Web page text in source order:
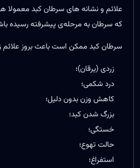
علائم و نشانه‌ هایسرطان کبدمعمولا
که سرطان به مرحله‌ی پیشرفته رسیده
سرطان کبد ممکن است باعث بروز علائم
زردی (یرقان)؛
درد شکمی؛
کاهش وزن بدون دلیل؛
بزرگ شدن کبد؛
خستگی؛
حالت تهوع؛
استفراغ؛